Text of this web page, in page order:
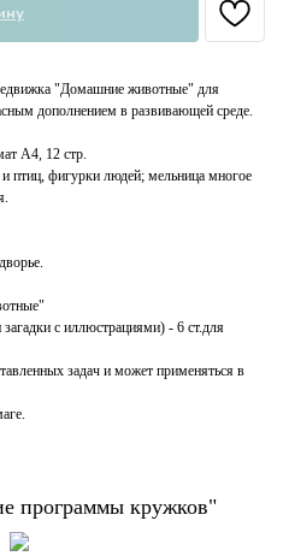
"Домашние животные" для
дополнением в развивающей среде.
А4, 12 стр.
фигурки людей; мельница многое
с иллюстрациями) - 6 ст.для
задач и может применяться в
программы кружков"